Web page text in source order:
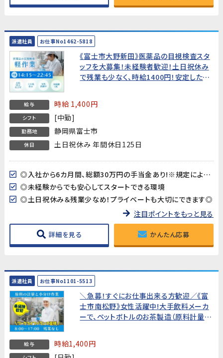
派遣社員 お仕事No1462-5818
《富士市大野新田》医薬品の目視検査スタ
ッフを大募集！未経験者歓迎！土日祝休み
で残業も少なく、時給1400円！安定した環
給与 時給 1,400円
シフト [中勤]
勤務地 静岡県富士市
休日 土日祝休み 年間休日125日
◎入社から6カ月間、総額30万円の手当金あり!※規定による支給
◎未経験からでも安心してスタートできる環境
◎土日祝休み＆残業少なめ！プライベートも大切にできます◎
注目ポイントをもっと見る
詳細を見る かんたん応募
派遣社員 お仕事No1101-5513
＼急募！すぐにお仕事出来る方歓迎／《富
士市南松野》女性活躍中!大手飲料メーカ
ーで、ペットボトルのお茶製造（原料計量、
給与 時給1,400円